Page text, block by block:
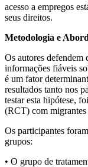
acesso a empregos
seus direitos.
Metodologia e
Os autores defendem
informações fiáveis
é um fator
resultados tanto nos
testar esta hipótese,
(RCT) com migrantes
Os participantes
grupos:
• O grupo de